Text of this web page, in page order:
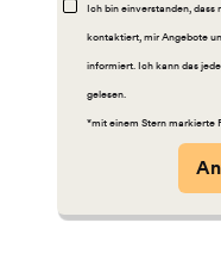
Ich bin einverstanden, dass
kontaktiert, mir Angebote
informiert. Ich kann das
gelesen.
*mit einem Stern markierte